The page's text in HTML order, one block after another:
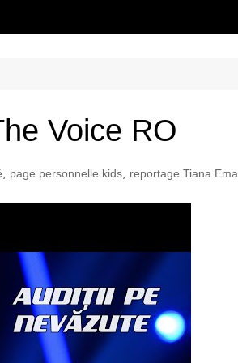
Voice RO
page personnelle kids reportage Tiana Ema